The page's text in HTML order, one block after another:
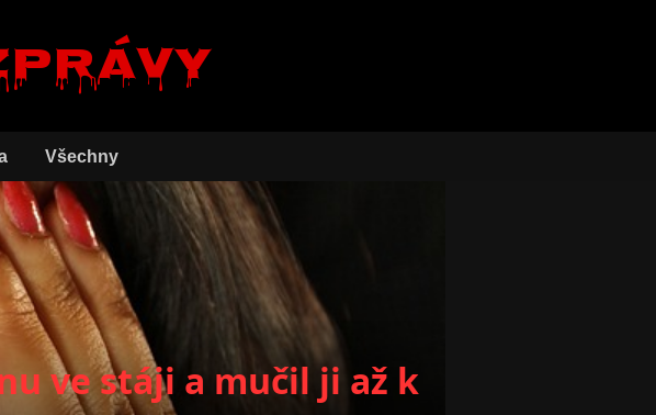
Všechny
ve stáji a mučil ji až k